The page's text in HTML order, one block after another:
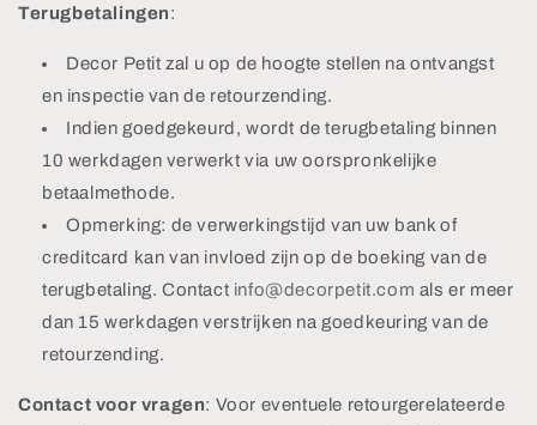
Terugbetalingen:
Decor Petit zal u op de hoogte stellen na ontvangst
en inspectie van de retourzending.
Indien goedgekeurd, wordt de terugbetaling binnen
10 werkdagen verwerkt via uw oorspronkelijke
betaalmethode.
Opmerking: de verwerkingstijd van uw bank of
creditcard kan van invloed zijn op de boeking van de
terugbetaling. Contact info@decorpetit.com als er meer
dan 15 werkdagen verstrijken na goedkeuring van de
retourzending.
Contact voor vragen: Voor eventuele retourgerelateerde